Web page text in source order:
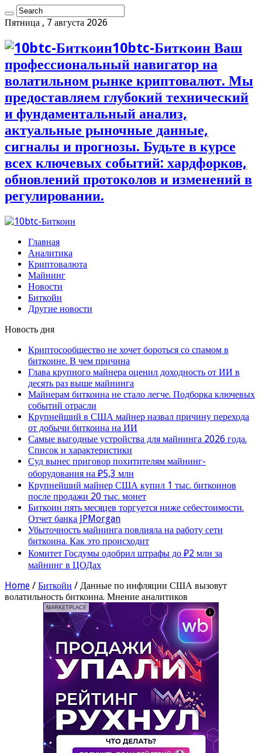
Пятница , 7 августа 2026
10btc-Биткоин Ваш
профессиональный навигатор на
волатильном рынке криптовалют. Мы
предоставляем глубокий технический
и фундаментальный анализ,
актуальные рыночные данные,
сигналы и прогнозы. Будьте в курсе
всех ключевых событий: хардфорков,
обновлений протоколов и изменений в
регулировании.
Главная
Аналитика
Криптовалюта
Майнинг
Новости
Биткойн
Другие новости
Новость дня
Криптосообщество не хочет бороться со спамом в
биткоине. В чем причина
Глава крупного майнера оценил доходность от ИИ в
десять раз выше майнинга
Майнерам биткоина не стало легче. Подборка ключевых
событий отрасли
Крупнейший в США майнер назвал причину перехода
от добычи биткоина на ИИ
Самые выгодные устройства для майнинга 2026 года.
Список и характеристики
Суд вынес приговор похитителям майнинг-
оборудования на ₽5,3 млн
Крупнейший майнер США купил 1 тыс. биткоинов
после продажи 20 тыс. монет
Биткоин пять месяцев торгуется ниже себестоимости.
Отчет банка JPMorgan
Убыточность майнинга повлияла на работу сети
биткоина. Как это происходит
Комитет Госдумы одобрил штрафы до ₽2 млн за
майнинг в ЦОДах
Home / Биткойн / Данные по инфляции США вызовут
волатильность биткоина. Мнение аналитиков
MARKETPLACE